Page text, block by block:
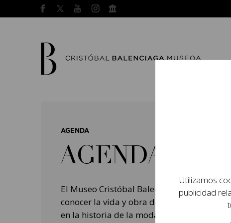
AGENDA
AGENDA
El Museo Cristóbal Balenciaga tiene como
conocer la vida y obra del prestigioso
en la historia de la moda, y la
Utilizamos
publicidad